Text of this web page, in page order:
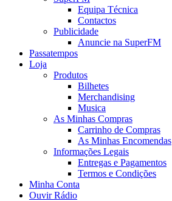
Equipa Técnica
Contactos
Publicidade
Anuncie na SuperFM
Passatempos
Loja
Produtos
Bilhetes
Merchandising
Musica
As Minhas Compras
Carrinho de Compras
As Minhas Encomendas
Informações Legais
Entregas e Pagamentos
Termos e Condições
Minha Conta
Ouvir Rádio